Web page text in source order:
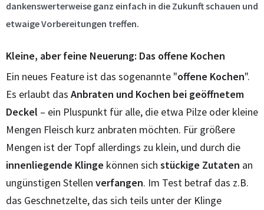
dankenswerterweise ganz einfach in die Zukunft schauen und
etwaige Vorbereitungen treffen.
Kleine, aber feine Neuerung: Das offene Kochen
Ein neues Feature ist das sogenannte "offene Kochen".
Es erlaubt das Anbraten und Kochen bei geöffnetem
Deckel – ein Pluspunkt für alle, die etwa Pilze oder kleine
Mengen Fleisch kurz anbraten möchten. Für größere
Mengen ist der Topf allerdings zu klein, und durch die
innenliegende Klinge können sich stückige Zutaten an
ungünstigen Stellen verfangen. Im Test betraf das z.B.
das Geschnetzelte, das sich teils unter der Klinge